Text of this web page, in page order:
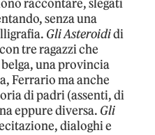
raccontare, slegati
senza una
Gli Asteroididi
tre ragazzi che
una provincia
Ferrario ma anche
di padri (assenti, di
eppure diversa. Gli
dialoghi e